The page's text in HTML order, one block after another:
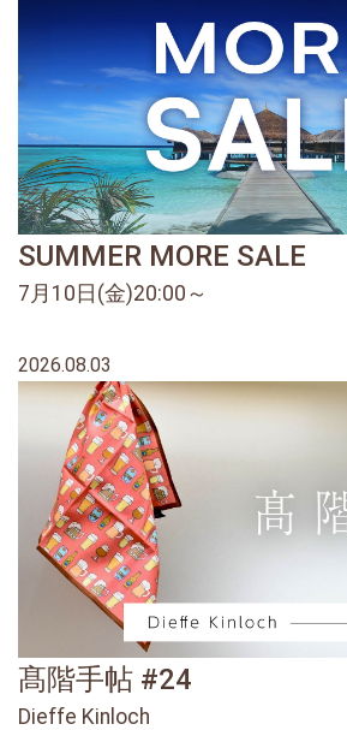
SUMMER MORE SALE
7月10日(金)20:00～
2026.08.03
髙階手帖 #24
Dieffe Kinloch